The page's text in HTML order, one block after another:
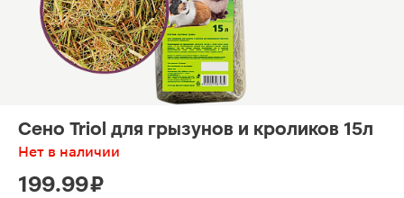
Сено Triol для грызунов и кроликов 15л
Нет в наличии
199.99 ₽